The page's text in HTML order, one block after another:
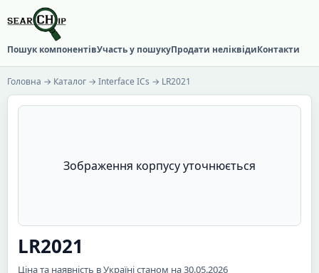
Пошук компонентівУчасть у пошукуПродати неліквідиКонтакти
Головна → Каталог → Interface ICs → LR2021
Зображення корпусу уточнюється
LR2021
Ціна та наявність в Україні станом на 30.05.2026